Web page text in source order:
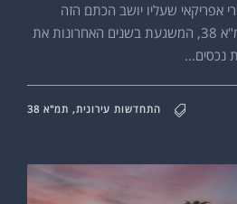
אפריקאי שעליו יושב הכתם הזה
אחראי לתכנית שנקראת תמ"א 38, המשגעת בשנים האחרונות את
נכסים...
התחדשות עירונית, תמ"א 38